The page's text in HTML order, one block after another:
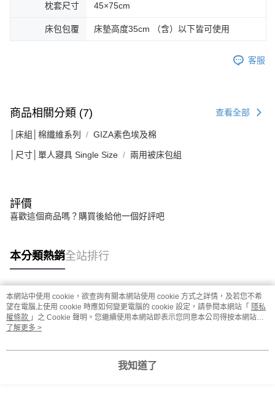
枕套尺寸 45×75cm
床包包覆 床墊高度35cm （含）以下皆可使用
客服
商品相關分類 (7) 查看全部
│床組│棉纖維系列 GIZA素色埃及棉
│尺寸│單人寢具 Single Size 兩用被床包組
評價
喜歡這個商品嗎？購買後給他一個好評吧
本分類熱銷全站排行
熱門標籤
本網站中使用 cookie，欲查詢有關本網站使用 cookie 方式之詳情，及若您不希
望在電腦上使用 cookie 時應如何變更電腦的 cookie 設定，請參閱本網站「 隱私
權條款 」之 Cookie 聲明。您繼續使用本網站即表示您同意本公司得按本網站使
用條款之 Cookie 聲明使用 cookie。
了解更多 >
我知道了